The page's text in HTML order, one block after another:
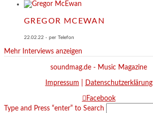
GREGOR MCEWAN
22.02.22 - per Telefon
Mehr Interviews anzeigen
soundmag.de - Music Magazine
Impressum Datenschutzerklärung
Facebook
Type and Press “enter” to Search